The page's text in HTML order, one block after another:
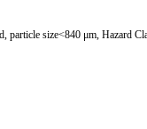
size<840 μm, Hazard